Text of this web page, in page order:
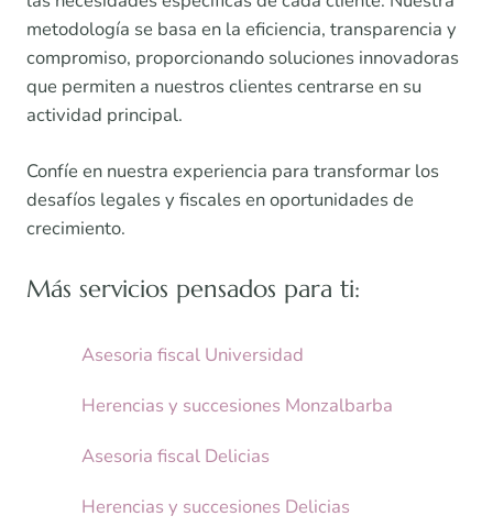
metodología se basa en la eficiencia, transparencia y
compromiso, proporcionando soluciones innovadoras
que permiten a nuestros clientes centrarse en su
actividad principal.
Confíe en nuestra experiencia para transformar los
desafíos legales y fiscales en oportunidades de
crecimiento.
Más servicios pensados para ti:
Asesoria fiscal Universidad
Herencias y succesiones Monzalbarba
Asesoria fiscal Delicias
Herencias y succesiones Delicias